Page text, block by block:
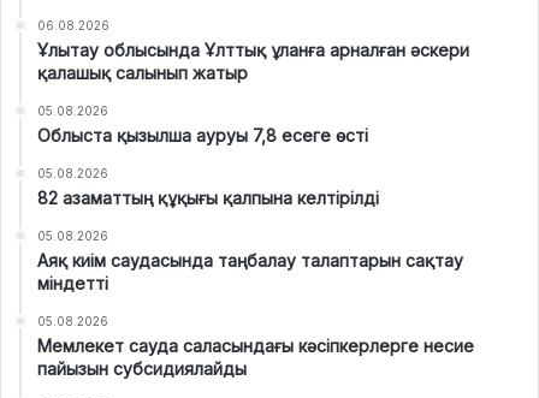
06.08.2026
Ұлытау облысында Ұлттық ұланға арналған әскери
қалашық салынып жатыр
05.08.2026
Облыста қызылша ауруы 7,8 есеге өсті
05.08.2026
82 азаматтың құқығы қалпына келтірілді
05.08.2026
Аяқ киім саудасында таңбалау талаптарын сақтау
міндетті
05.08.2026
Мемлекет сауда саласындағы кәсіпкерлерге несие
пайызын субсидиялайды